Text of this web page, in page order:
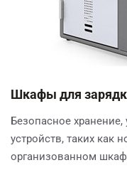
Шкафы для
Безопасное
устройств, таких как
организованном